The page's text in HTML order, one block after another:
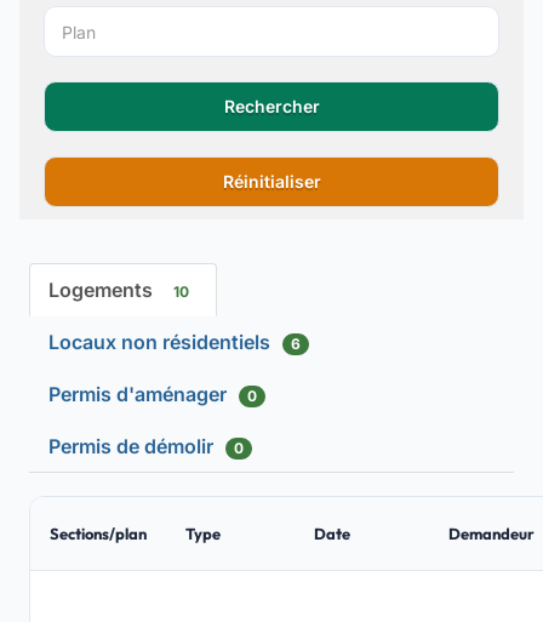
Rechercher
Réinitialiser
Logements 10
Locaux non résidentiels 6
Permis d'aménager 0
Permis de démolir 0
Sections/plan Type Date Demandeur